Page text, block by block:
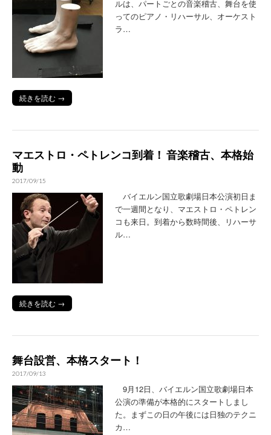
ルは、パートごとの音楽稽古、舞台を使
ってのピアノ・リハーサル、オーケスト
ラ…
続きを読む →
マエストロ・ペトレンコ到着！ 音楽稽古、本格始
動
2017/09/15
バイエルン国立歌劇場日本公演初日ま
で一週間となり、マエストロ・ペトレン
コも来日。到着から数時間後、リハーサ
ル…
続きを読む →
舞台設営、本格スタート！
2017/09/13
9月12日、バイエルン国立歌劇場日本
公演の準備が本格的にスタートしまし
た。まずこの日の午後には日独のテクニ
カ…